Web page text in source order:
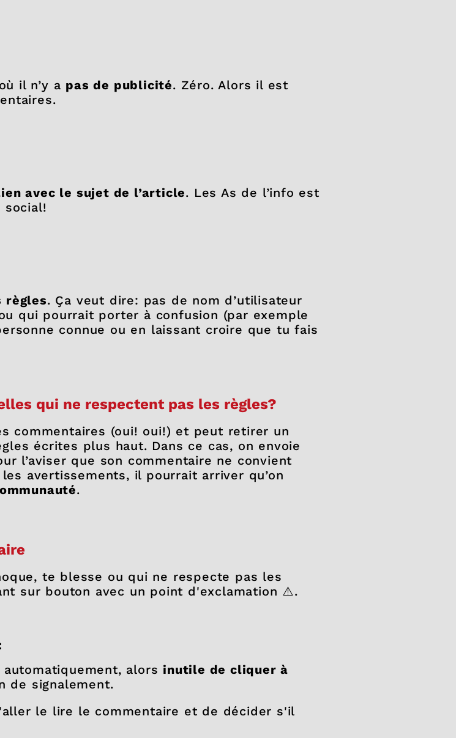
il n’y a pas de publicité. Zéro. Alors il est
avec le sujet de l’article. Les As de l’info est
social!
règles. Ça veut dire: pas de nom d’utilisateur
qui pourrait porter à confusion (par exemple
connue ou en laissant croire que tu fais
qui ne respectent pas les règles?
commentaires (oui! oui!) et peut retirer un
écrites plus haut. Dans ce cas, on envoie
l’aviser que son commentaire ne convient
avertissements, il pourrait arriver qu’on
.
te blesse ou qui ne respecte pas les
sur bouton avec un point d'exclamation ⚠️.
alors inutile de cliquer à
de signalement.
le lire le commentaire et de décider s'il